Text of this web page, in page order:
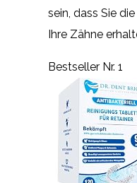
sein, dass Sie
Ihre Zähne
Bestseller Nr. 1